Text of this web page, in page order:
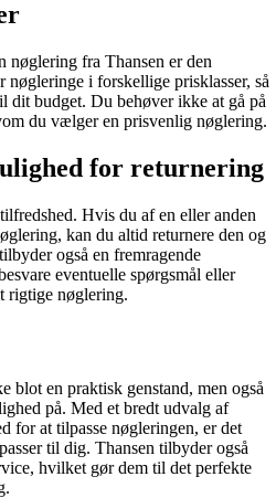
nøglering fra Thansen er den
i forskellige prisklasser, så
dit budget. Du behøver ikke at gå på
du vælger en prisvenlig nøglering.
for returnering
Hvis du af en eller anden
kan du altid returnere den og
også en fremragende
eventuelle spørgsmål eller
rigtige nøglering.
blot en praktisk genstand, men også
på. Med et bredt udvalg af
for at tilpasse nøgleringen, er det
til dig. Thansen tilbyder også
hvilket gør dem til det perfekte